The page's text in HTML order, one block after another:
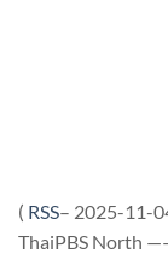
( RSS– 2025-11-
ThaiPBS North